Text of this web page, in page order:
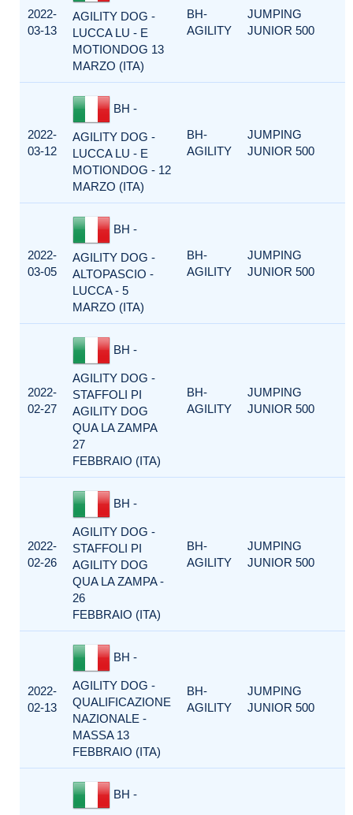
2022-
03-13
AGILITY DOG -
LUCCA LU - E
MOTIONDOG 13
MARZO (ITA)
BH-
AGILITY
JUMPING
JUNIOR 500
2022-
03-12
BH -
AGILITY DOG -
LUCCA LU - E
MOTIONDOG - 12
MARZO (ITA)
BH-
AGILITY
JUMPING
JUNIOR 500
2022-
03-05
BH -
AGILITY DOG -
ALTOPASCIO -
LUCCA - 5
MARZO (ITA)
BH-
AGILITY
JUMPING
JUNIOR 500
2022-
02-27
BH -
AGILITY DOG -
STAFFOLI PI
AGILITY DOG
QUA LA ZAMPA
27
FEBBRAIO (ITA)
BH-
AGILITY
JUMPING
JUNIOR 500
2022-
02-26
BH -
AGILITY DOG -
STAFFOLI PI
AGILITY DOG
QUA LA ZAMPA -
26
FEBBRAIO (ITA)
BH-
AGILITY
JUMPING
JUNIOR 500
2022-
02-13
BH -
AGILITY DOG -
QUALIFICAZIONE
NAZIONALE -
MASSA 13
FEBBRAIO (ITA)
BH-
AGILITY
JUMPING
JUNIOR 500
BH -